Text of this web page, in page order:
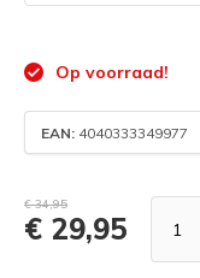
Op voorraad!
EAN: 4040333349977
€ 34,95
€ 29,95